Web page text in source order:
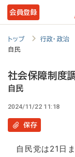
メ
イ
ツ
に
会員登録
トップ 行政・政治
自民
社会保障制度
自民
2024/11/22 11:18
保存
自民党は21日